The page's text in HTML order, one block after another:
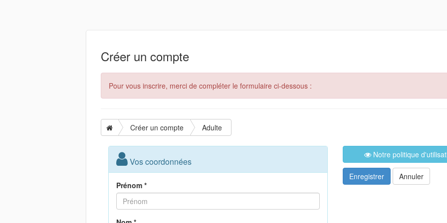
Créer un compte
Pour vous inscrire, merci de compléter le formulaire ci-dessous :
Créer un compte Adulte
Vos coordonnées
Prénom *
Notre politique
Enregistrer Annuler